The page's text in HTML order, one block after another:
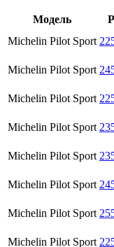
Модель
Michelin Pilot Sport
Michelin Pilot Sport
Michelin Pilot Sport
Michelin Pilot Sport
Michelin Pilot Sport
Michelin Pilot Sport
Michelin Pilot Sport
Michelin Pilot Sport